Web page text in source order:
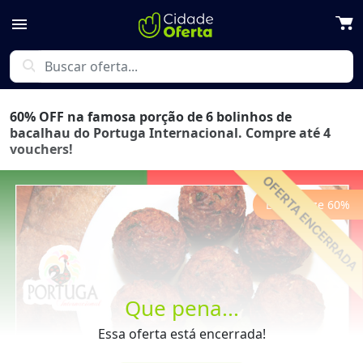
menu
search
Que pena...
Essa oferta está encerrada!
60% OFF na famosa porção de 6 bolinhos de
bacalhau do Portuga Internacional. Compre até 4
vouchers!
Economize 60%
Previous